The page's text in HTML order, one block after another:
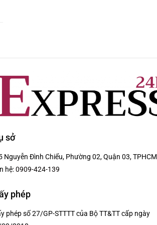
sở
Nguyễn Đình Chiểu, Phường 02, Quận 03, TPHCM
hệ:0909-424-139
phép
phép số 27/GP-STTTT của Bộ TT&TT cấp ngày